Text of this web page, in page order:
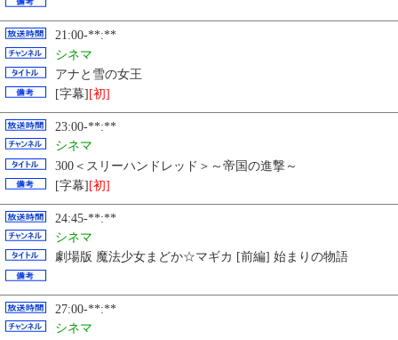
21:00-**:**
シネマ
アナと雪の女王
[字幕] [初]
23:00-**:**
シネマ
300＜スリーハンドレッド＞～帝国の進撃～
[字幕] [初]
24:45-**:**
シネマ
劇場版 魔法少女まどか☆マギカ [前編] 始まりの物語
27:00-**:**
シネマ